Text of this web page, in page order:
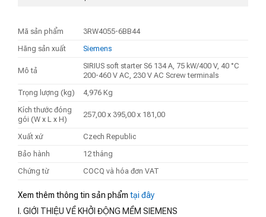
Mã sản phẩm
3RW4055-6BB44
Hãng sản xuất
Siemens
Mô tả
SIRIUS soft starter S6 134 A, 75 kW/400 V, 40 °C
200-460 V AC, 230 V AC Screw terminals
Trọng lượng (kg)
4,976 Kg
Kích thước đóng
gói (W x L x H)
257,00 x 395,00 x 181,00
Xuất xứ
Czech Republic
Bảo hành
12 tháng
Chứng từ
COCQ và hóa đơn VAT
Xem thêm thông tin sản phẩm tại đây
I. GIỚI THIỆU VỀ KHỞI ĐỘNG MỀM SIEMENS